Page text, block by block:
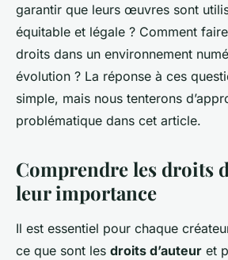
Sofia•10 mars 2024• 6 min de lecture
garantir que leurs œuvres sont
équitable et légale ? Comment
droits dans un environnement
évolution ? La réponse à ces
simple, mais nous tenterons
problématique dans cet article.
Comprendre les droits
leur importance
Il est essentiel pour chaque
ce que sont les droits d’auteur et